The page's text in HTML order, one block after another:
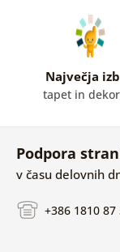
Največja
tapet in
Podpora
v času delovnih
+386 1810 87